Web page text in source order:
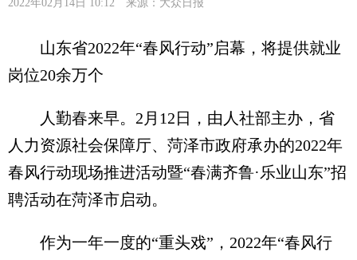
2022年02月14日 10:12 来源：大众日报
山东省2022年“春风行动”启幕，将提供就业
岗位20余万个
人勤春来早。2月12日，由人社部主办，省
人力资源社会保障厅、菏泽市政府承办的2022年
春风行动现场推进活动暨“春满齐鲁·乐业山东”招
聘活动在菏泽市启动。
作为一年一度的“重头戏”，2022年“春风行